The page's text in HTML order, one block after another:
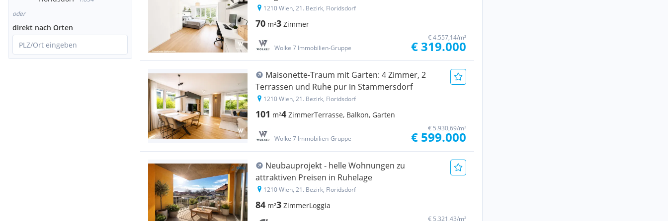
oder
direkt nach Orten
PLZ/Ort eingeben
1210 Wien, 21. Bezirk, Floridsdorf
70 m²3 Zimmer
Wolke 7 Immobilien-Gruppe
€ 4.557,14/m²
€ 319.000
Maisonette-Traum mit Garten: 4 Zimmer, 2
Terrassen und Ruhe pur in Stammersdorf
1210 Wien, 21. Bezirk, Floridsdorf
101 m²4 ZimmerTerrasse, Balkon, Garten
Wolke 7 Immobilien-Gruppe
€ 5.930,69/m²
€ 599.000
Neubauprojekt - helle Wohnungen zu
attraktiven Preisen in Ruhelage
1210 Wien, 21. Bezirk, Floridsdorf
84 m²3 ZimmerLoggia
€ 5.321,43/m²